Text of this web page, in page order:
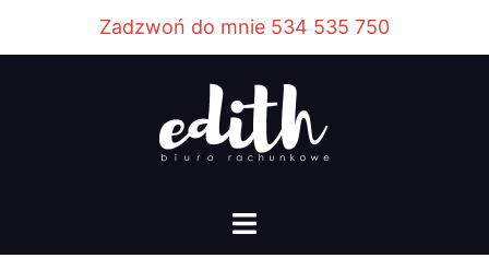
Zadzwoń do mnie 534 535 750
Menu